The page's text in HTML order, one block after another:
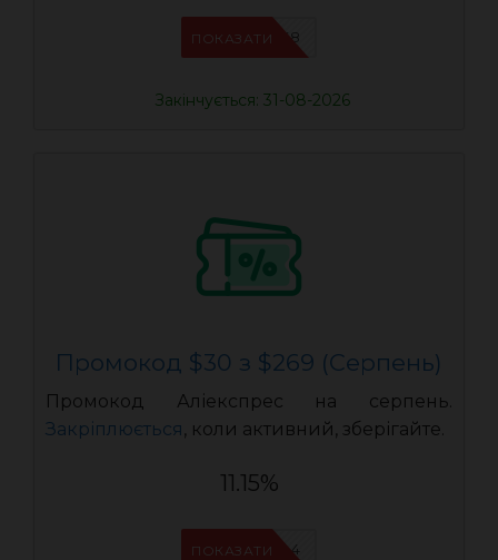
IFPAB5K8
ПОКАЗАТИ
Закінчується: 31-08-2026
Промокод $30 з $269 (Серпень)
Промокод Аліекспрес на серпень.
Закріплюється, коли активний, зберігайте.
11.15%
IFPDMDL4
ПОКАЗАТИ